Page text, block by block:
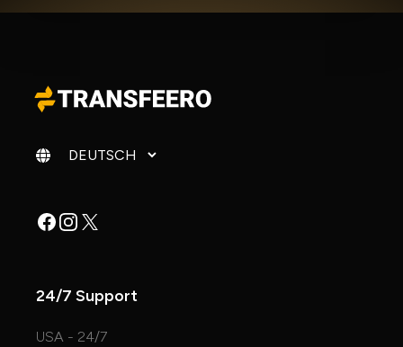
Sprache ändern
Facebook
Instagram
X
24/7 Support
USA - 24/7